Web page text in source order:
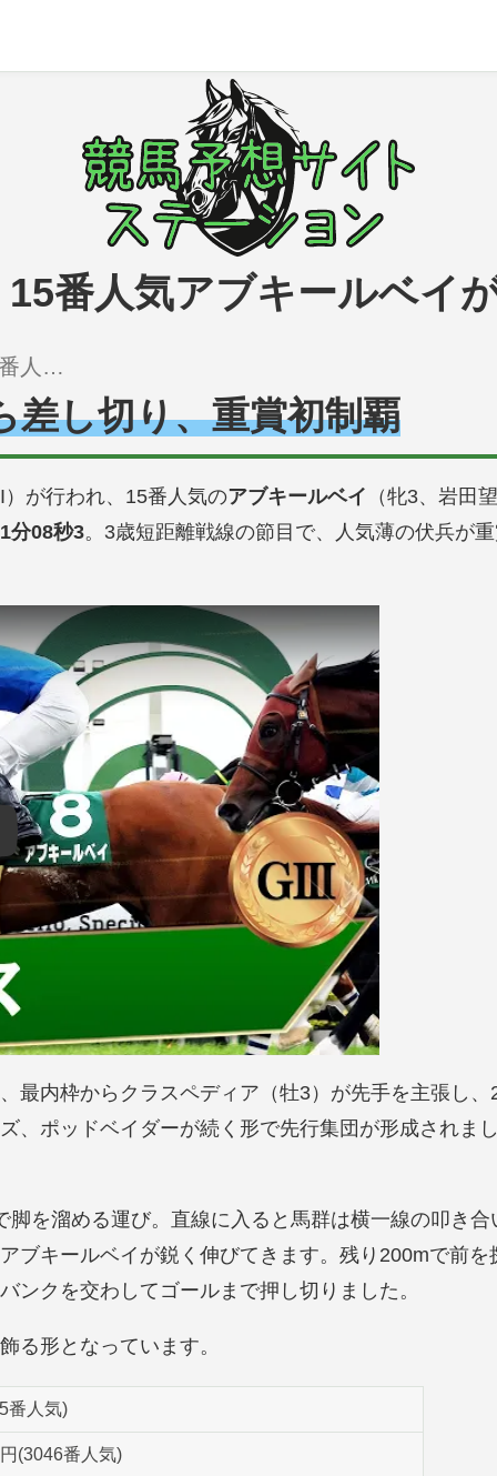
番人気アブキールベイ
し切り
差し切り、重賞初制覇
が行われ、15番人気のアブキールベイ （牝3、岩田
1分08秒3。3歳短距離戦線の節目で、人気薄の伏兵が
video player
最内枠からクラスペディア（牡3）が先手を主張し、
、ポッドベイダーが続く形で先行集団が形成されま
を溜める運び。直線に入ると馬群は横一線の叩き合
ブキールベイが鋭く伸びてきます。残り200mで前を
ンクを交わしてゴールまで押し切りました。
る形となっています。
番人気)
(3046番人気)